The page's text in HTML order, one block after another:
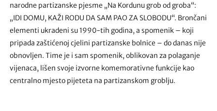
narodne partizanske pjesme „Na Kordunu grob od groba“:
„IDI DOMU, KAŽI RODU DA SAM PAO ZA SLOBODU“. Brončani
elementi ukradeni su 1990-tih godina, a spomenik – koji
pripada zaštićenoj cjelini partizanske bolnice – do danas nije
obnovljen. Time je i sam spomenik, oblikovan za polaganje
vijenaca, lišen svoje izvorne komemorativne funkcije kao
centralno mjesto pijeteta na partizanskom groblju.